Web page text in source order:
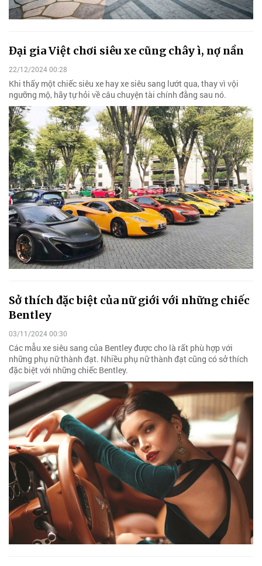
Đại gia Việt chơi siêu xe cũng chây ì, nợ nần
22/12/2024 00:28
Khi thấy một chiếc siêu xe hay xe siêu sang lướt qua, thay vì vội
ngưỡng mộ, hãy tự hỏi về câu chuyện tài chính đằng sau nó.
Sở thích đặc biệt của nữ giới với những chiếc
Bentley
03/11/2024 00:30
Các mẫu xe siêu sang của Bentley được cho là rất phù hợp với
những phụ nữ thành đạt. Nhiều phụ nữ thành đạt cũng có sở thích
đặc biệt với những chiếc Bentley.